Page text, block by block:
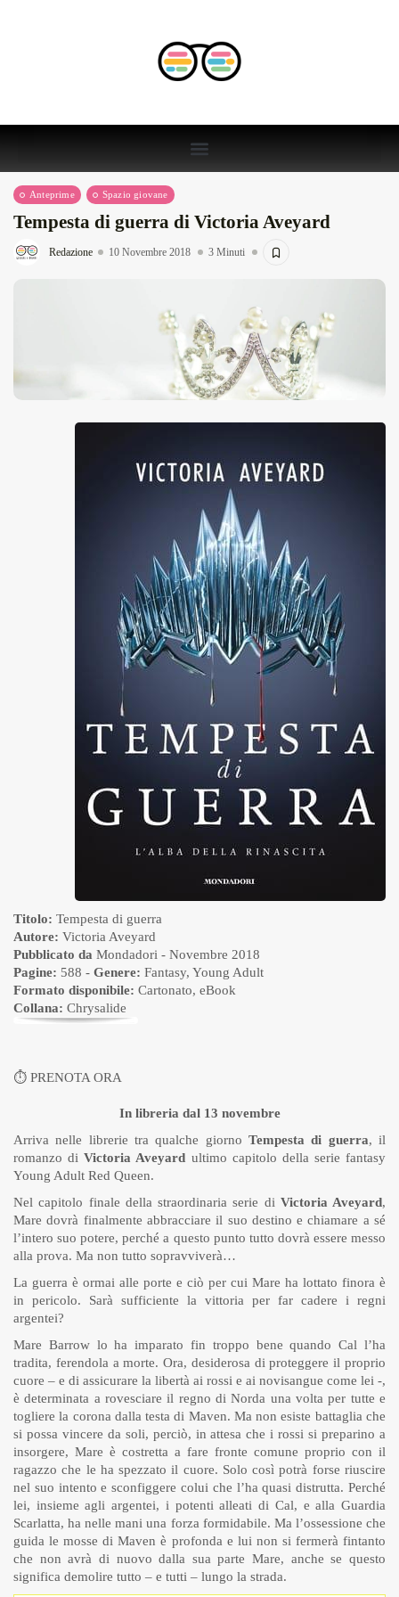
Anteprime Spazio giovane
Tempesta di guerra di Victoria Aveyard
Redazione 10 Novembre 2018 3 Minuti
Titolo: Tempesta di guerra
Autore: Victoria Aveyard
Pubblicato da Mondadori - Novembre 2018
Pagine: 588 - Genere: Fantasy, Young Adult
Formato disponibile: Cartonato, eBook
Collana: Chrysalide
⏱ PRENOTA ORA
In libreria dal 13 novembre
Arriva nelle librerie tra qualche giorno Tempesta di guerra, il
romanzo diVictoria Aveyard ultimo capitolo della serie fantasy
Young Adult Red Queen.
Nel capitolo finale della straordinaria serie di Victoria Aveyard,
Mare dovrà finalmente abbracciare il suo destino e chiamare a sé
l’intero suo potere, perché a questo punto tutto dovrà essere messo
alla prova. Ma non tutto sopravviverà…
La guerra è ormai alle porte e ciò per cui Mare ha lottato finora è
in pericolo. Sarà sufficiente la vittoria per far cadere i regni
argentei?
Mare Barrow lo ha imparato fin troppo bene quando Cal l’ha
tradita, ferendola a morte. Ora, desiderosa di proteggere il proprio
cuore – e di assicurare la libertà ai rossi e ai novisangue come lei -,
è determinata a rovesciare il regno di Norda una volta per tutte e
togliere la corona dalla testa di Maven. Ma non esiste battaglia che
si possa vincere da soli, perciò, in attesa che i rossi si preparino a
insorgere, Mare è costretta a fare fronte comune proprio con il
ragazzo che le ha spezzato il cuore. Solo così potrà forse riuscire
nel suo intento e sconfiggere colui che l’ha quasi distrutta. Perché
lei, insieme agli argentei, i potenti alleati di Cal, e alla Guardia
Scarlatta, ha nelle mani una forza formidabile. Ma l’ossessione che
guida le mosse di Maven è profonda e lui non si fermerà fintanto
che non avrà di nuovo dalla sua parte Mare, anche se questo
significa demolire tutto – e tutti – lungo la strada.